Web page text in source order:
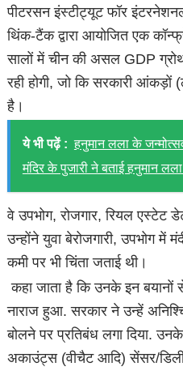
पीटरसन इंस्टीट्यूट फॉर
थिंक-टैंक द्वारा आयोजित एक
सालों में चीन की असल GDP
रही होगी, जो कि सरकारी
है।
ये भी पढ़ें : हनुमान लला के
मंदिर के पुजारी ने बताई हनुमान लला
वे उपभोग, रोजगार, रियल एस्टेट
उन्होंने युवा बेरोजगारी, उपभोग में
कमी पर भी चिंता जताई थी।
कहा जाता है कि उनके इन बयानों
नाराज हुआ. सरकार ने उन्हें
बोलने पर प्रतिबंध लगा दिया.
अकाउंट्स (वीचैट आदि) सेंसर/